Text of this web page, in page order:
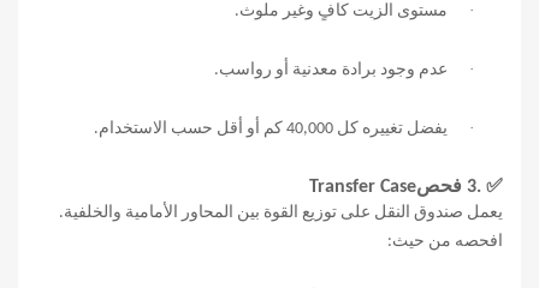
· مستوى الزيت كافٍ وغير ملوث.
· عدم وجود برادة معدنية أو رواسب.
· يفضل تغييره كل 40,000 كم أو أقل حسب الاستخدام .
✅
3. فحصTransfer Case
يعمل صندوق النقل على توزيع القوة بين المحاور الأمامية والخلفية.
افحصه من حيث: